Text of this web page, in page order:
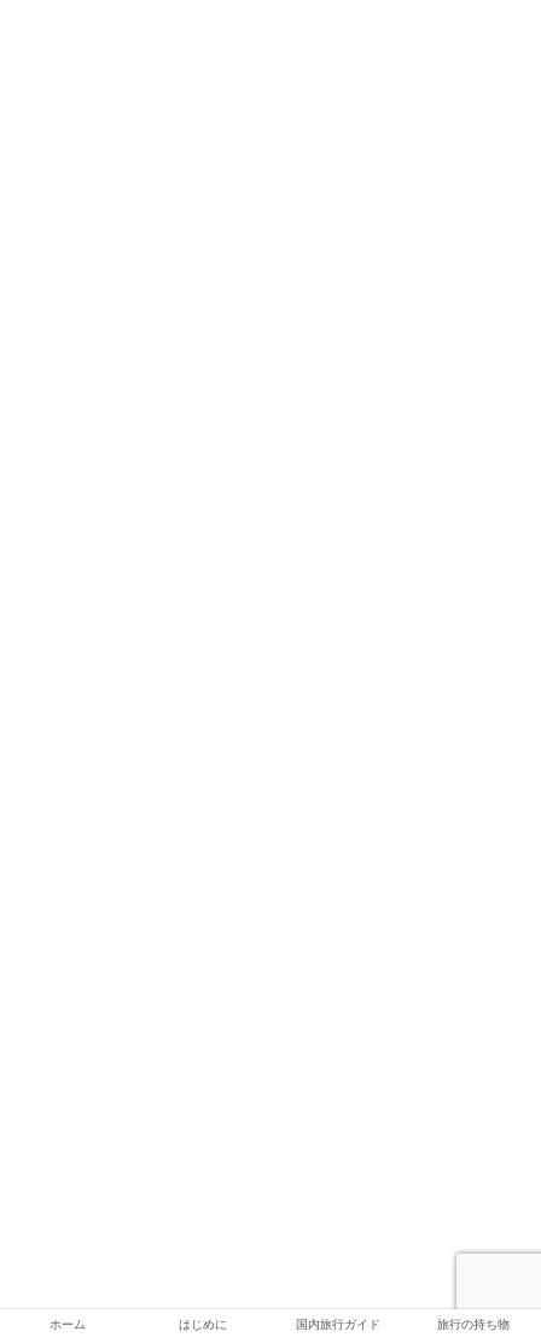
ホーム はじめに 国内旅行ガイド 旅行の持ち物